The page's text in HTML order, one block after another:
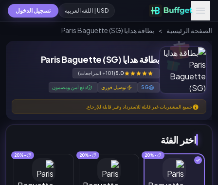
USD | اللغة العربية تسجيل الدخول
الصفحة الرئيسية > بطاقة هدايا Paris Baguette (SG)
بطاقة هدايا Paris Baguette (SG)
5.0(101+ المراجعات)
SG توصيل فوري دفع آمن ومضمون
جميع المشتريات غير قابلة للاسترداد وغير قابلة للإرجاع.
اختر الفئة
-20%
-20%
-20%